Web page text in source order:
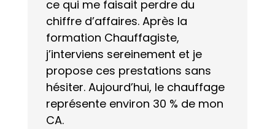
ce qui me faisait perdre du
chiffre d’affaires. Après la
formation Chauffagiste,
j’interviens sereinement et je
propose ces prestations sans
hésiter. Aujourd’hui, le chauffage
représente environ 30 % de mon
CA.